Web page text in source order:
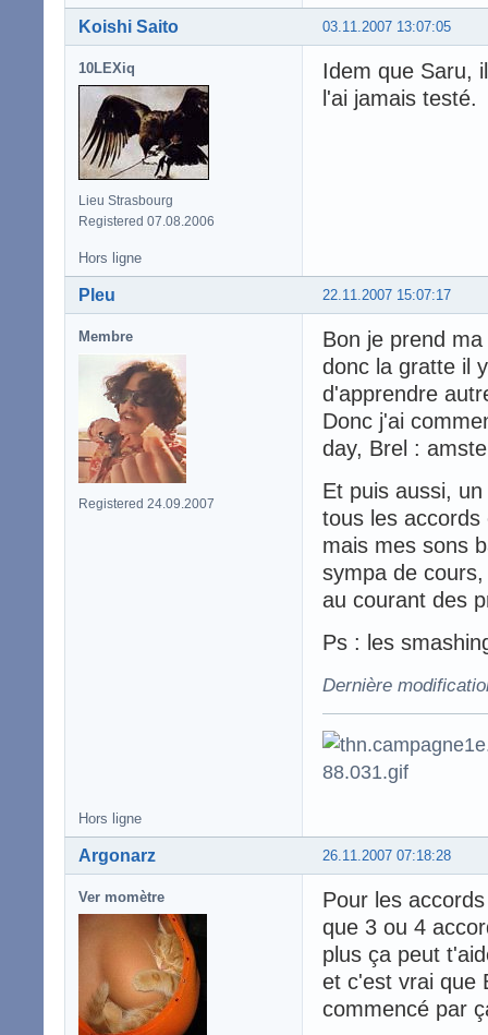
03.11.2007 13:07:05
Koishi Saito
10LEXiq
Lieu Strasbourg
Registered 07.08.2006
Idem que Saru,
l'ai jamais testé.
Hors ligne
22.11.2007 15:07:17
Pleu
Membre
Registered 24.09.2007
Bon je prend
donc la gratte il
d'apprendre
Donc j'ai
day, Brel :
Et puis aussi,
tous les
mais mes sons
sympa de
au courant des
Ps : les
Dernière
Hors ligne
26.11.2007 07:18:28
Argonarz
Ver momètre
Pour les
que 3 ou 4
plus ça peut
et c'est vrai que
commencé par